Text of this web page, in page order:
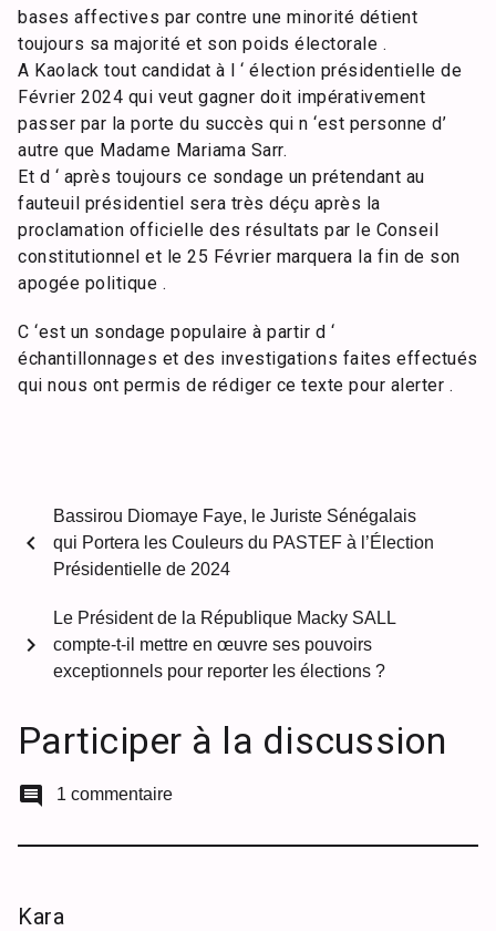
bases affectives par contre une minorité détient
toujours sa majorité et son poids électorale .
A Kaolack tout candidat à l ‘ élection présidentielle de
Février 2024 qui veut gagner doit impérativement
passer par la porte du succès qui n ‘est personne d’
autre que Madame Mariama Sarr.
Et d ‘ après toujours ce sondage un prétendant au
fauteuil présidentiel sera très déçu après la
proclamation officielle des résultats par le Conseil
constitutionnel et le 25 Février marquera la fin de son
apogée politique .
C ‘est un sondage populaire à partir d ‘
échantillonnages et des investigations faites effectués
qui nous ont permis de rédiger ce texte pour alerter .
chevron_left
Bassirou Diomaye Faye, le Juriste Sénégalais
qui Portera les Couleurs du PASTEF à l’Élection
Présidentielle de 2024
Le Président de la République Macky SALL
compte-t-il mettre en œuvre ses pouvoirs
exceptionnels pour reporter les élections ?
chevron_right
Participer à la discussion
comment 1 commentaire
Kara